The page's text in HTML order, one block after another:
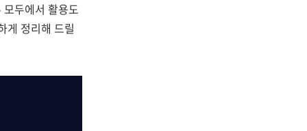
두에서 활용도
게 정리해 드릴